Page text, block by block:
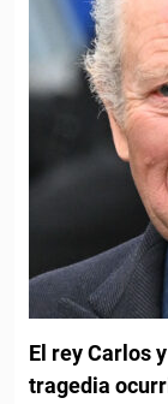
El rey Carlos
tragedia